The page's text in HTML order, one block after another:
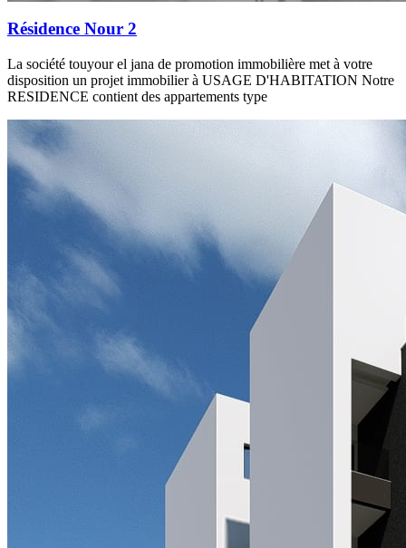
Résidence Nour 2
La société touyour el jana de promotion immobilière met à votre
disposition un projet immobilier à USAGE D'HABITATION Notre
RESIDENCE contient des appartements type